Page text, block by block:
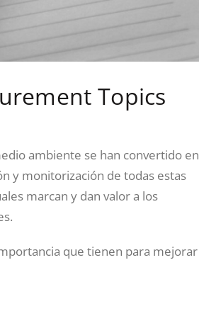
Topics
ambiente se han convertido en
y monitorización de todas estas
marcan y dan valor a los
que tienen para mejorar